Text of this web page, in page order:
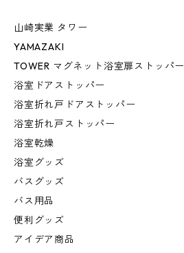
山崎実業 タワー
YAMAZAKI
TOWER マグネット浴室扉ストッパー
浴室ドアストッパー
浴室折れ戸ドアストッパー
浴室折れ戸ストッパー
浴室乾燥
浴室グッズ
バスグッズ
バス用品
便利グッズ
アイデア商品